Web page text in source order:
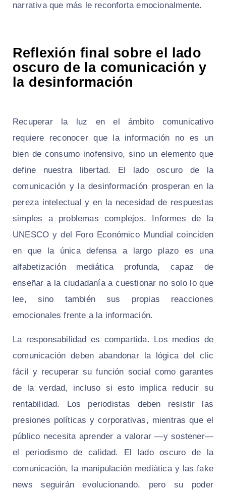
narrativa que más le reconforta emocionalmente.
Reflexión final sobre el lado
oscuro de la comunicación y
la desinformación
Recuperar la luz en el ámbito comunicativo
requiere reconocer que la información no es un
bien de consumo inofensivo, sino un elemento que
define nuestra libertad. El lado oscuro de la
comunicación y la desinformación prosperan en la
pereza intelectual y en la necesidad de respuestas
simples a problemas complejos. Informes de la
UNESCO y del Foro Económico Mundial coinciden
en que la única defensa a largo plazo es una
alfabetización mediática profunda, capaz de
enseñar a la ciudadanía a cuestionar no solo lo que
lee, sino también sus propias reacciones
emocionales frente a la información.
La responsabilidad es compartida. Los medios de
comunicación deben abandonar la lógica del clic
fácil y recuperar su función social como garantes
de la verdad, incluso si esto implica reducir su
rentabilidad. Los periodistas deben resistir las
presiones políticas y corporativas, mientras que el
público necesita aprender a valorar —y sostener—
el periodismo de calidad. El lado oscuro de la
comunicación, la manipulación mediática y las fake
news seguirán evolucionando, pero su poder